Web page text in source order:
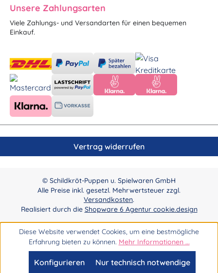
Unsere Zahlungsarten
Viele Zahlungs- und Versandarten für einen bequemen
Einkauf.
Vertrag widerrufen
© Schildkröt-Puppen u. Spielwaren GmbH
Alle Preise inkl. gesetzl. Mehrwertsteuer zzgl.
Versandkosten.
Realisiert durch die Shopware 6 Agentur cookie.design
Diese Website verwendet Cookies, um eine bestmögliche
Erfahrung bieten zu können. Mehr Informationen ...
Nur technisch notwendige
Konfigurieren